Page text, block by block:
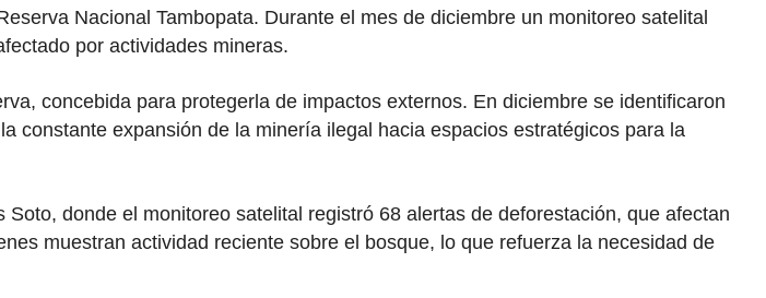
Nacional Tambopata. Durante el mes de diciembre un monitoreo satelital
por actividades mineras.
concebida para protegerla de impactos externos. En diciembre se identificaron
constante expansión de la minería ilegal hacia espacios estratégicos para la
donde el monitoreo satelital registró 68 alertas de deforestación, que afectan
muestran actividad reciente sobre el bosque, lo que refuerza la necesidad de